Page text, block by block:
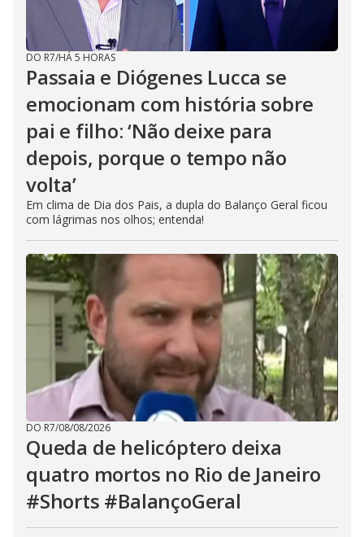
DO R7/HÁ 5 HORAS
Passaia e Diógenes Lucca se
emocionam com história sobre
pai e filho: ‘Não deixe para
depois, porque o tempo não
volta’
Em clima de Dia dos Pais, a dupla do Balanço Geral ficou
com lágrimas nos olhos; entenda!
DO R7/08/08/2026
Queda de helicóptero deixa
quatro mortos no Rio de Janeiro
#Shorts #BalançoGeral